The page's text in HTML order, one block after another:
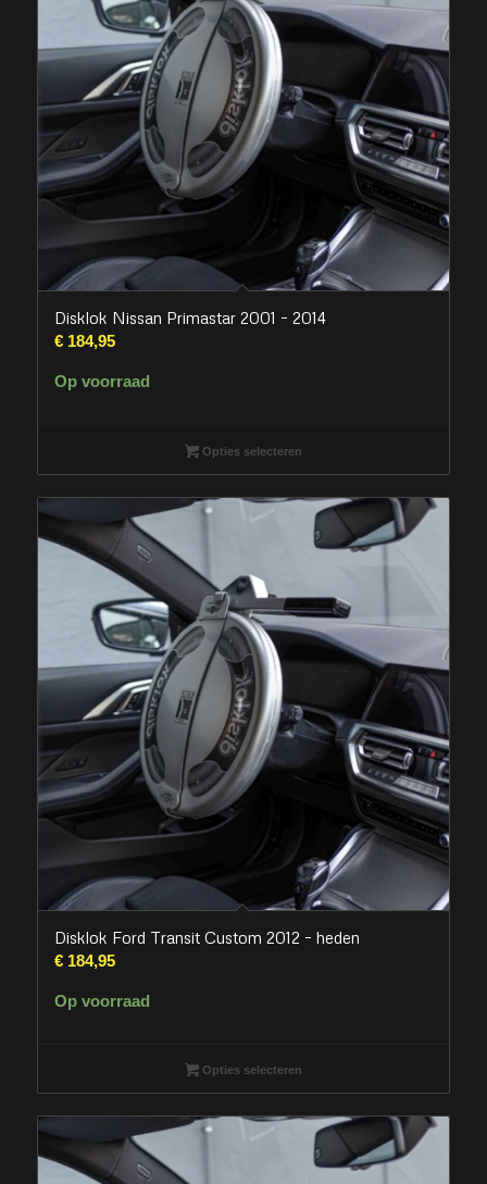
Disklok Nissan Primastar 2001 – 2014
€184,95
Op voorraad
Opties selecteren
Disklok Ford Transit Custom 2012 – heden
€184,95
Op voorraad
Opties selecteren